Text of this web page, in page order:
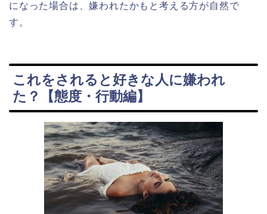
になった場合は、嫌われたかもと考える方が自然で
す。
これをされると好きな人に嫌われ
た？【態度・行動編】